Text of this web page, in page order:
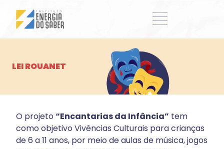
LEI ROUANET
O projeto “Encantarias da Infância” tem
como objetivo Vivências Culturais para crianças
de 6 a 11 anos, por meio de aulas de música, jogos